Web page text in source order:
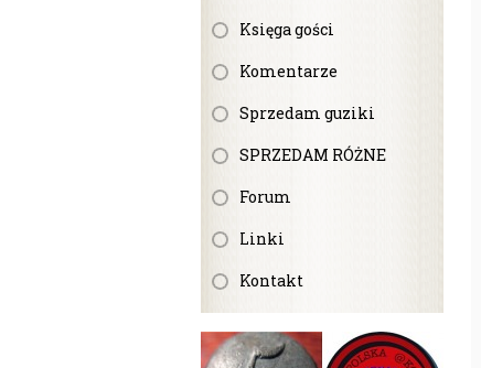
Księga gości
Komentarze
Sprzedam guziki
SPRZEDAM RÓŻNE
Forum
Linki
Kontakt